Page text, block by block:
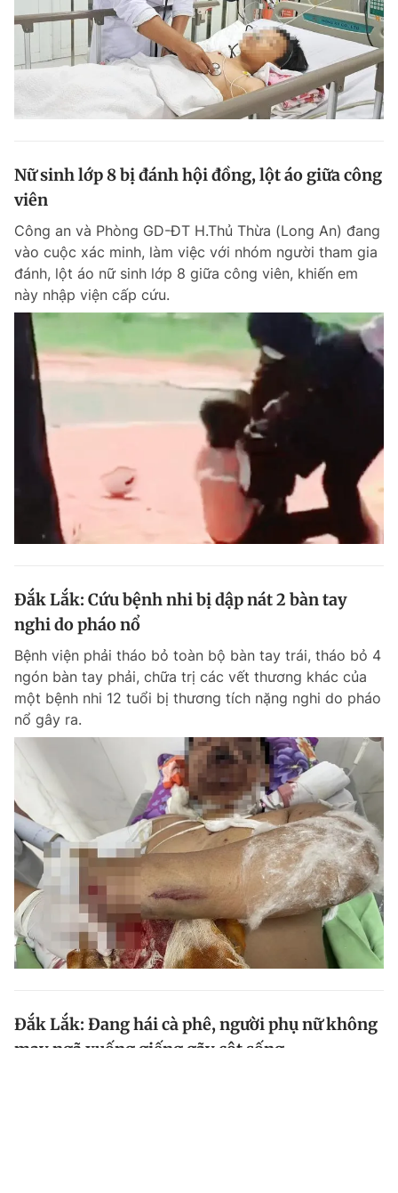
Nữ sinh lớp 8 bị đánh hội đồng, lột áo giữa công
viên
Công an và Phòng GD-ĐT H.Thủ Thừa (Long An) đang
vào cuộc xác minh, làm việc với nhóm người tham gia
đánh, lột áo nữ sinh lớp 8 giữa công viên, khiến em
này nhập viện cấp cứu.
Đắk Lắk: Cứu bệnh nhi bị dập nát 2 bàn tay
nghi do pháo nổ
Bệnh viện phải tháo bỏ toàn bộ bàn tay trái, tháo bỏ 4
ngón bàn tay phải, chữa trị các vết thương khác của
một bệnh nhi 12 tuổi bị thương tích nặng nghi do pháo
nổ gây ra.
Đắk Lắk: Đang hái cà phê, người phụ nữ không
may ngã xuống giếng gãy cột sống